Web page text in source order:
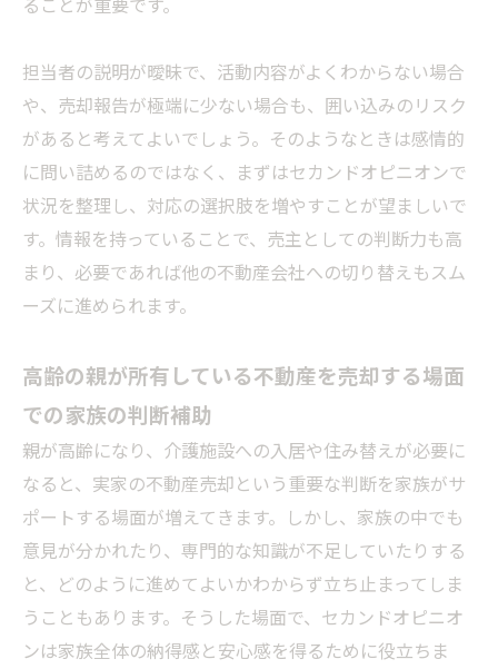
担当者の説明が曖昧で、活動内容がよくわからない場合
や、売却報告が極端に少ない場合も、囲い込みのリスク
があると考えてよいでしょう。そのようなときは感情的
に問い詰めるのではなく、まずはセカンドオピニオンで
状況を整理し、対応の選択肢を増やすことが望ましいで
す。情報を持っていることで、売主としての判断力も高
まり、必要であれば他の不動産会社への切り替えもスム
ーズに進められます。
高齢の親が所有している不動産を売却する場面
での家族の判断補助
親が高齢になり、介護施設への入居や住み替えが必要に
なると、実家の不動産売却という重要な判断を家族がサ
ポートする場面が増えてきます。しかし、家族の中でも
意見が分かれたり、専門的な知識が不足していたりする
と、どのように進めてよいかわからず立ち止まってしま
うこともあります。そうした場面で、セカンドオピニオ
ンは家族全体の納得感と安心感を得るために役立ちま